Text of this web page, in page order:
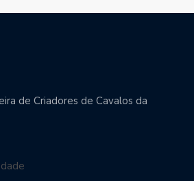
de Criadores de Cavalos da